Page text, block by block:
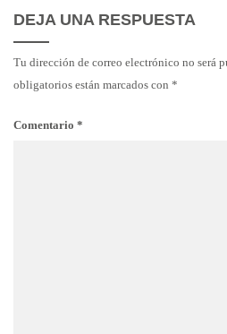
DEJA UNA RESPUESTA
Tu dirección de correo electrónico no será
obligatorios están marcados con *
Comentario *